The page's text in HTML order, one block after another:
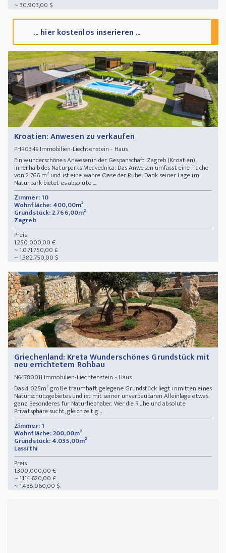
~ 30.903,00 $
... hier kostenlos inserieren ...
Kroatien: Anwesen zu verkaufen
PHR0349Immobilien-Liechtenstein - Haus
Ein wunderschönes Anwesenin der Gespanschaft Zagreb (Kroatien)
innerhalb des Naturparks Medvednica. Das Anwesen umfasst eine Fläche
von 2.766 m² und ist eine wahre Oase der Ruhe. Dank seiner Lage im
Naturpark bietet es absolute ...
Zimmer: 10
Wohnfläche: 400,00m²
Grundstück: 2.766,00m²
Zagreb
Preis:
1.250.000,00 €
~ 1.071.750,00 £
~ 1.382.750,00 $
Griechenland: Kreta Wunderschönes Grundstück mit
neu errichtetem Rohbau
N64780011 Immobilien-Liechtenstein - Haus
Das 4.025m² große traumhaft gelegene Grundstück liegt inmitten eines
Naturschutzgebietes und ist mit seiner unverbaubaren Alleinlage etwas
ganz Besonderes für Naturliebhaber. Wer die Ruhe und absolute
Privatsphäre sucht, gleichzeitig ...
Zimmer: 1
Wohnfläche: 200,00m²
Grundstück: 4.035,00m²
Lassíthi
Preis:
1.300.000,00 €
~ 1.114.620,00 £
~ 1.438.060,00 $